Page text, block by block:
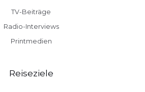
TV-Beiträge
Radio-Interviews
Printmedien
Reiseziele